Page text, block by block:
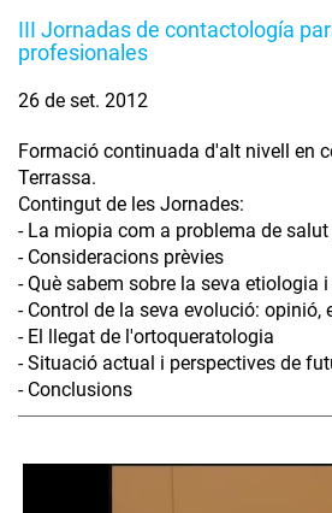
III Jornadas de contactología
profesionales
26 de set. 2012
Formació continuada d'alt nivell en
Terrassa.
Contingut de les Jornades:
- La miopia com a problema de
- Consideracions prèvies
- Què sabem sobre la seva etiologia
- Control de la seva evolució: opinió,
- El llegat de l'ortoqueratologia
- Situació actual i perspectives de
- Conclusions